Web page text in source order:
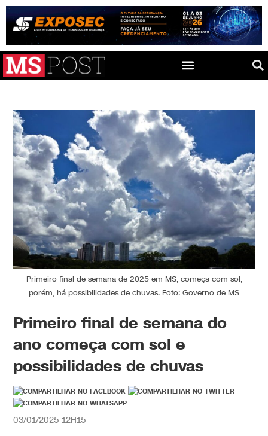
Primeiro final de semana de 2025 em MS, começa com sol,
porém, há possibilidades de chuvas. Foto: Governo de MS
Primeiro final de semana do
ano começa com sol e
possibilidades de chuvas
03/01/2025 12H15